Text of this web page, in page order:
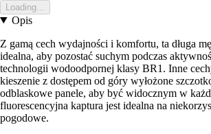
Loading...
Opis
Z gamą cech wydajności i komfortu, ta długa
idealna, aby pozostać suchym podczas
technologii wodoodpornej klasy BR1. Inne
kieszenie z dostępem od góry wyłożone
odblaskowe panele, aby być widocznym w
fluorescencyjna kaptura jest idealna na
pogodowe.